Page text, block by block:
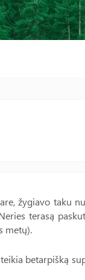
žygiavo taku
terasą
metų).
betarpišką